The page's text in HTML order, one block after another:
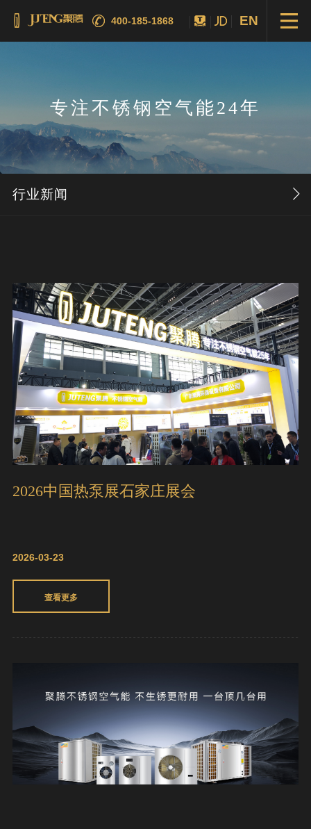
400-185-1868 EN
专注不锈钢空气能24年
行业新闻
2026中国热泵展石家庄展会
2026-03-23
查看更多